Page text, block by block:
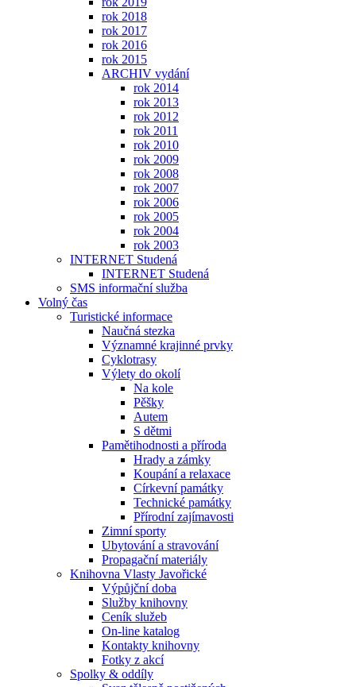
rok 2018
rok 2017
rok 2016
rok 2015
ARCHIV vydání
rok 2014
rok 2013
rok 2012
rok 2011
rok 2010
rok 2009
rok 2008
rok 2007
rok 2006
rok 2005
rok 2004
rok 2003
INTERNET Studená
INTERNET Studená
SMS informační služba
Volný čas
Turistické informace
Naučná stezka
Významné krajinné prvky
Cyklotrasy
Výlety do okolí
Na kole
Pěšky
Autem
S dětmi
Pamětihodnosti a příroda
Hrady a zámky
Koupání a relaxace
Církevní památky
Technické památky
Přírodní zajímavosti
Zimní sporty
Ubytování a stravování
Propagační materiály
Knihovna Vlasty Javořické
Výpůjční doba
Služby knihovny
Ceník služeb
On-line katalog
Kontakty knihovny
Fotky z akcí
Spolky & oddíly